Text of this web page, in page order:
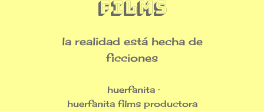
films
la realidad está hecha de
ficciones
huerfanita
huerfanita films productora